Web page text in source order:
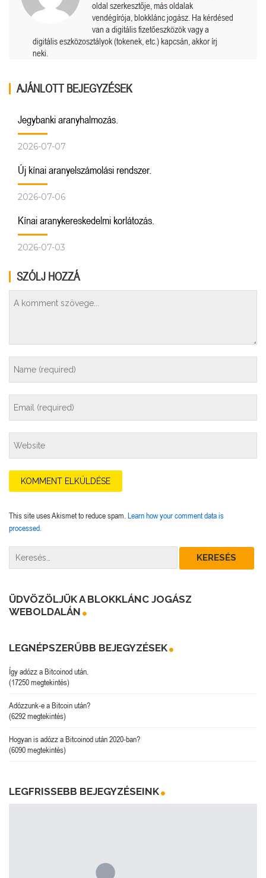
oldal szerkesztője, más oldalak
vendégírója, blokklánc jogász. Ha kérdésed
van a digitális fizetőeszközök vagy a
digitális eszközosztályok (tokenek, etc.) kapcsán, akkor írj
neki.
AJÁNLOTT BEJEGYZÉSEK
Jegybanki aranyhalmozás.
2026-07-07
Új kínai aranyelszámolási rendszer.
2026-07-06
Kínai aranykereskedelmi korlátozás.
2026-07-03
SZÓLJ HOZZÁ
This site uses Akismet to reduce spam. Learn how your comment data is
processed.
ÜDVÖZÖLJÜK A BLOKKLÁNC JOGÁSZ
WEBOLDALÁN
LEGNÉPSZERŰBB BEJEGYZÉSEK
Így adózz a Bitcoinod után.
(17250 megtekintés)
Adózzunk-e a Bitcoin után?
(6292 megtekintés)
Hogyan is adózz a Bitcoinod után 2020-ban?
(6090 megtekintés)
LEGFRISSEBB BEJEGYZÉSEINK